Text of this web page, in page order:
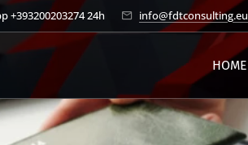
+393200203274 24h info@fdtconsulting.eu
HOME